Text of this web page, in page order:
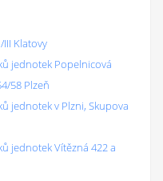
Klatovy
jednotek Popelnicová
58 Plzeň
jednotek v Plzni, Skupova
jednotek Vítězná 422 a